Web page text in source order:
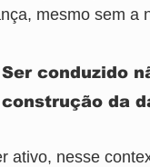
mesmo sem a
Ser conduzido
construção da
ativo, nesse